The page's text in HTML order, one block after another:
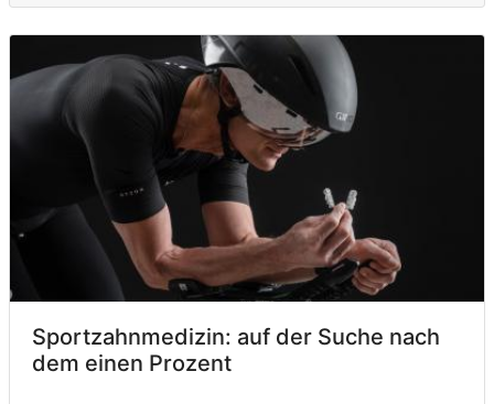
Sportzahnmedizin: auf der Suche nach
dem einen Prozent